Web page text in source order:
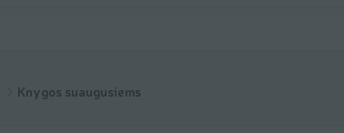
Knygos suaugusiems